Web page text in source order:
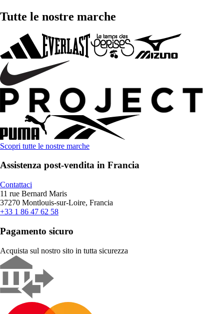
Tutte le nostre marche
Scopri tutte le nostre marche
Assistenza post-vendita in Francia
Contattaci
11 rue Bernard Maris
37270 Montlouis-sur-Loire, Francia
+33 1 86 47 62 58
Pagamento sicuro
Acquista sul nostro sito in tutta sicurezza